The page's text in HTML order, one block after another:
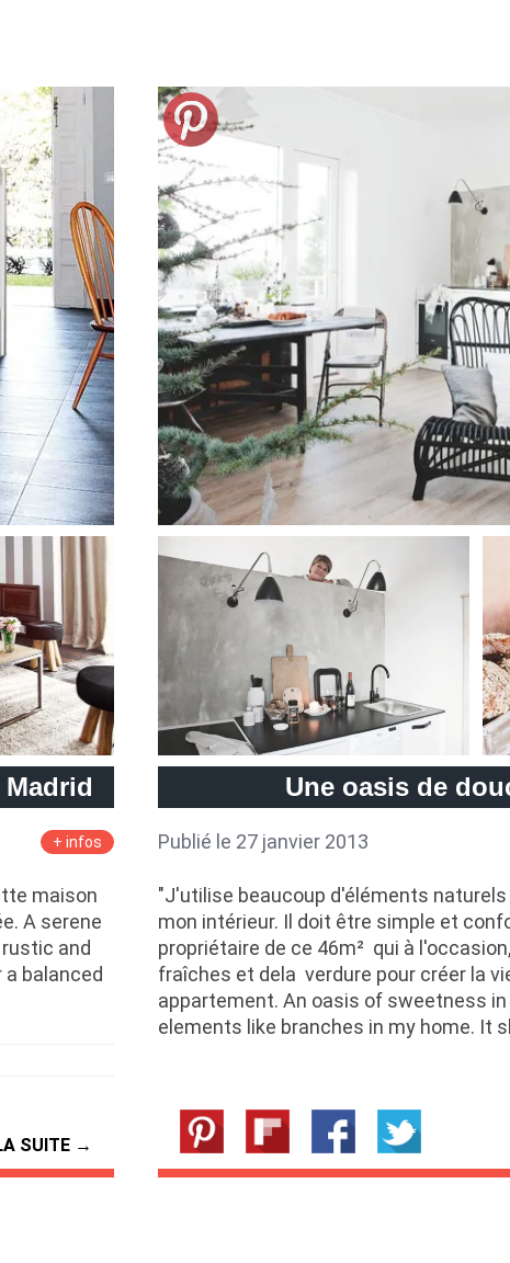
+ infos
maison
A serene
and
balanced
SUITE →
Une oasis de
Publié le 27 janvier 2013
"J'utilise beaucoup d'éléments
mon intérieur. Il doit être simple et
propriétaire de ce 46m² qui à
fraîches et dela verdure pour créer la
appartement. An oasis of sweetness
elements like branches in my home. It